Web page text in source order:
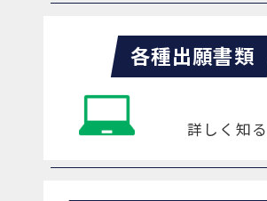
各種出願書類
詳しく知る